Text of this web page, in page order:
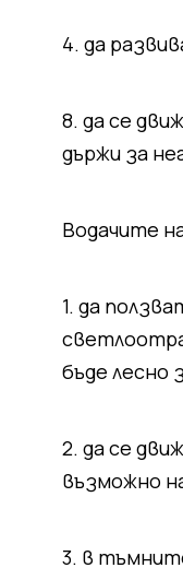
4. да
8. да се
държи за
Водачите
1. да
бъде лесно
2. да се
възможно
3. в